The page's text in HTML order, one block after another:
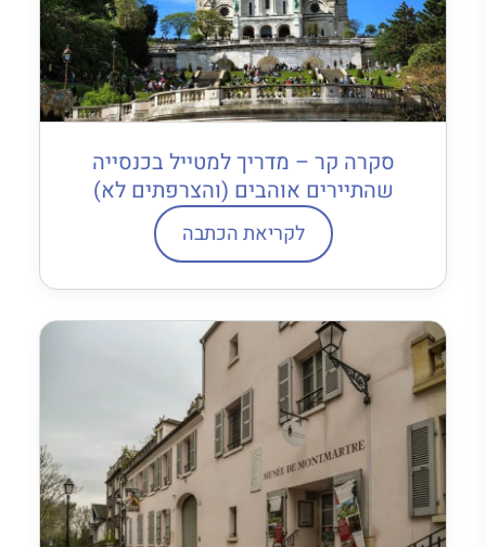
סקרה קר – מדריך למטייל בכנסייה
שהתיירים אוהבים (והצרפתים לא)
לקריאת הכתבה